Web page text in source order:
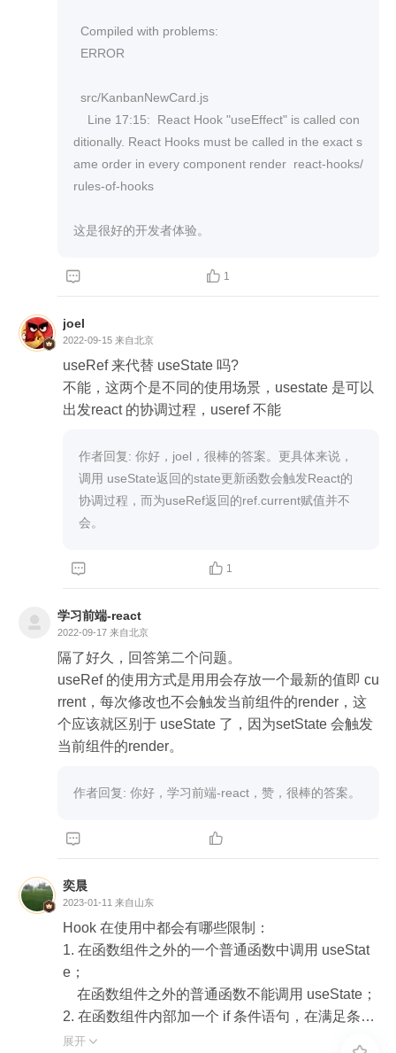
ditionally. React Hooks must be called in the exact s
ame order in every component render  react-hooks/
rules-of-hooks
这是很好的开发者体验。
  1
joel
2022-09-15 来自北京
useRef 来代替 useState 吗?
不能，这两个是不同的使用场景，usestate 是可以
出发react 的协调过程，useref 不能
作者回复: 你好，joel，很棒的答案。更具体来说，
调用 useState返回的state更新函数会触发React的
协调过程，而为useRef返回的ref.current赋值并不
会。
  1
学习前端-react
2022-09-17 来自北京
隔了好久，回答第二个问题。
useRef 的使用方式是用用会存放一个最新的值即 cu
rrent，每次修改也不会触发当前组件的render，这
个应该就区别于 useState 了，因为setState 会触发
当前组件的render。
作者回复: 你好，学习前端-react，赞，很棒的答案。
 
奕晨
2023-01-11 来自山东
Hook 在使用中都会有哪些限制：
1. 在函数组件之外的一个普通函数中调用 useStat
e；
    在函数组件之外的普通函数不能调用 useState；
2. 在函数组件内部加一个 if 条件语句，在满足条件
时才去调用 useState；
展开 